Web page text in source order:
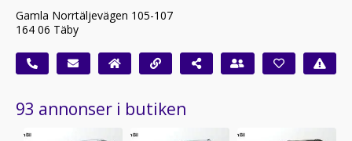
Gamla Norrtäljevägen 105-107
164 06 Täby
93 annonser i butiken